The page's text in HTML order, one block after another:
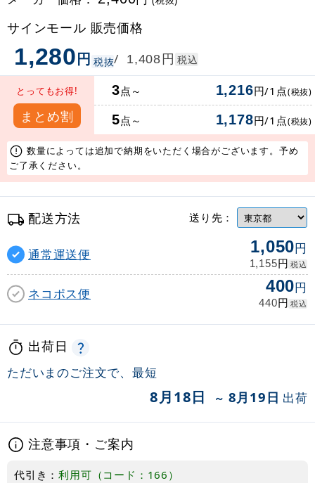
サインモール 販売価格
1,280円 税抜/ 1,408円 税込
とってもお得!
まとめ割
3点～ 1,216円/1点(税抜)
5点～ 1,178円/1点(税抜)
数量によっては追加で納期をいただく場合がございます。予め
ご了承ください。
配送方法 送り先：
通常運送便 1,050円
1,155円 税込
ネコポス便 400円
440円 税込
出荷日
ただいまのご注文で、最短
8月18日 ～ 8月19日 出荷
注意事項・ご案内
代引き：利用可（コード：166）